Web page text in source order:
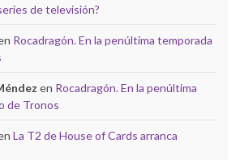
de televisión?
Rocadragón. En la penúltima temporada
en Rocadragón. En la penúltima
de Tronos
La T2 de House of Cards arranca